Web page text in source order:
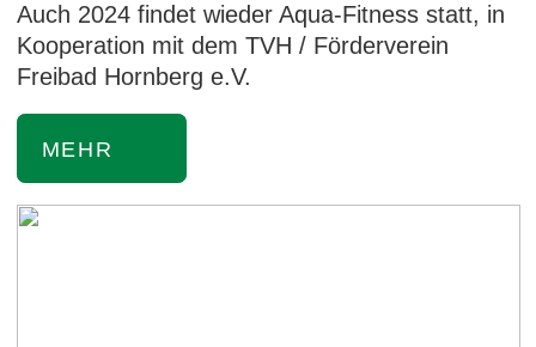
Auch 2024 findet wieder Aqua-Fitness statt, in
Kooperation mit dem TVH / Förderverein
Freibad Hornberg e.V.
MEHR